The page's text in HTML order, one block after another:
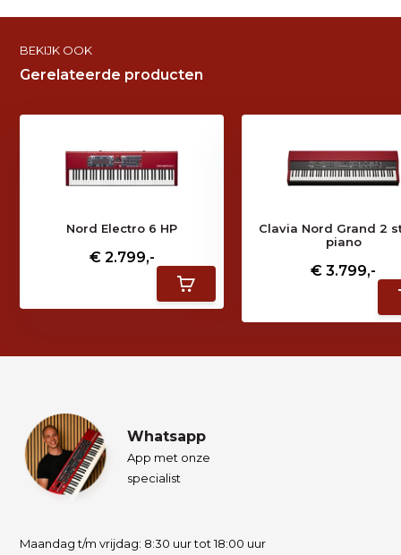
BEKIJK OOK
Gerelateerde producten
Nord Electro 6 HP
€ 2.799,-
Clavia Nord Grand 2
piano
€ 3.799,-
Whatsapp
App met onze
specialist
Maandag t/m vrijdag: 8:30 uur tot 18:00 uur